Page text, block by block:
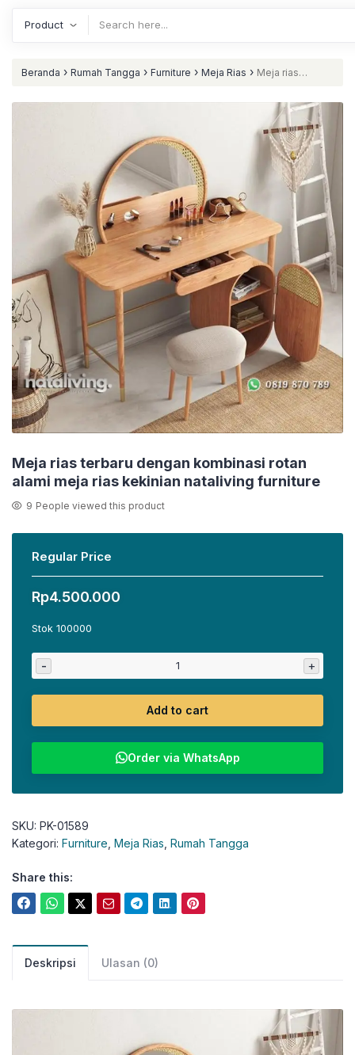
Beranda › Rumah Tangga › Furniture › Meja Rias › Meja rias
Meja rias terbaru dengan kombinasi rotan
alami meja rias kekinian nataliving furniture
9 People viewed this product
Regular Price
Rp4.500.000
Stok 100000
- +
Add to cart
Order via WhatsApp
SKU: PK-01589
Kategori: Furniture Meja Rias Rumah Tangga
Share this:
Deskripsi Ulasan (0)